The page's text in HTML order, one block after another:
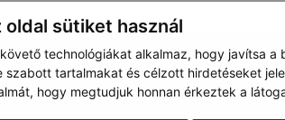
oldal sütiket használ
technológiákat alkalmaz, hogy javítsa a
szabott tartalmakat és célzott hirdetéseket
hogy megtudjuk honnan érkeztek a
webdesign|